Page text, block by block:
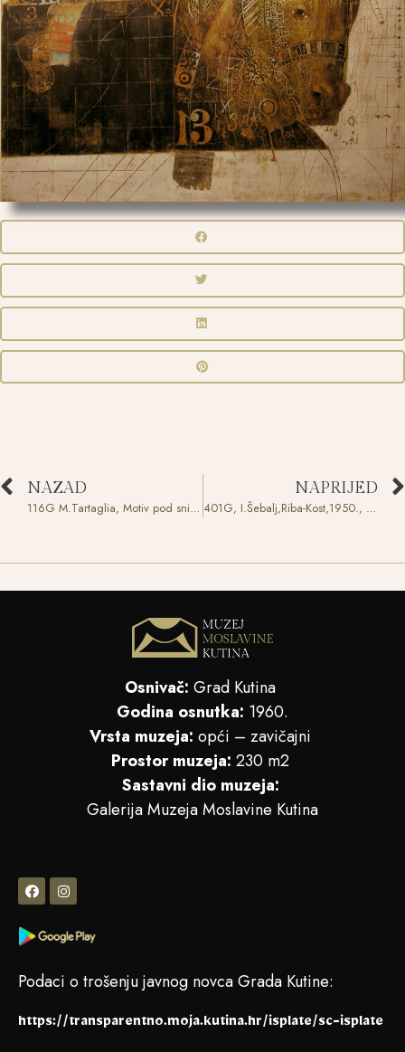
NAZAD
116G M.Tartaglia, Motiv pod snijegom,1969.,ulje,390X500mm
NAPRIJED
401G, I.Šebalj,Riba-Kost,1950., tempera, 700X1000mm
Osnivač: Grad Kutina
Godina osnutka: 1960.
Vrsta muzeja: opći – zavičajni
Prostor muzeja: 230 m2
Sastavni dio muzeja:
Galerija Muzeja Moslavine Kutina
Podaci o trošenju javnog novca Grada Kutine:
https://transparentno.moja.kutina.hr/isplate/sc-isplate